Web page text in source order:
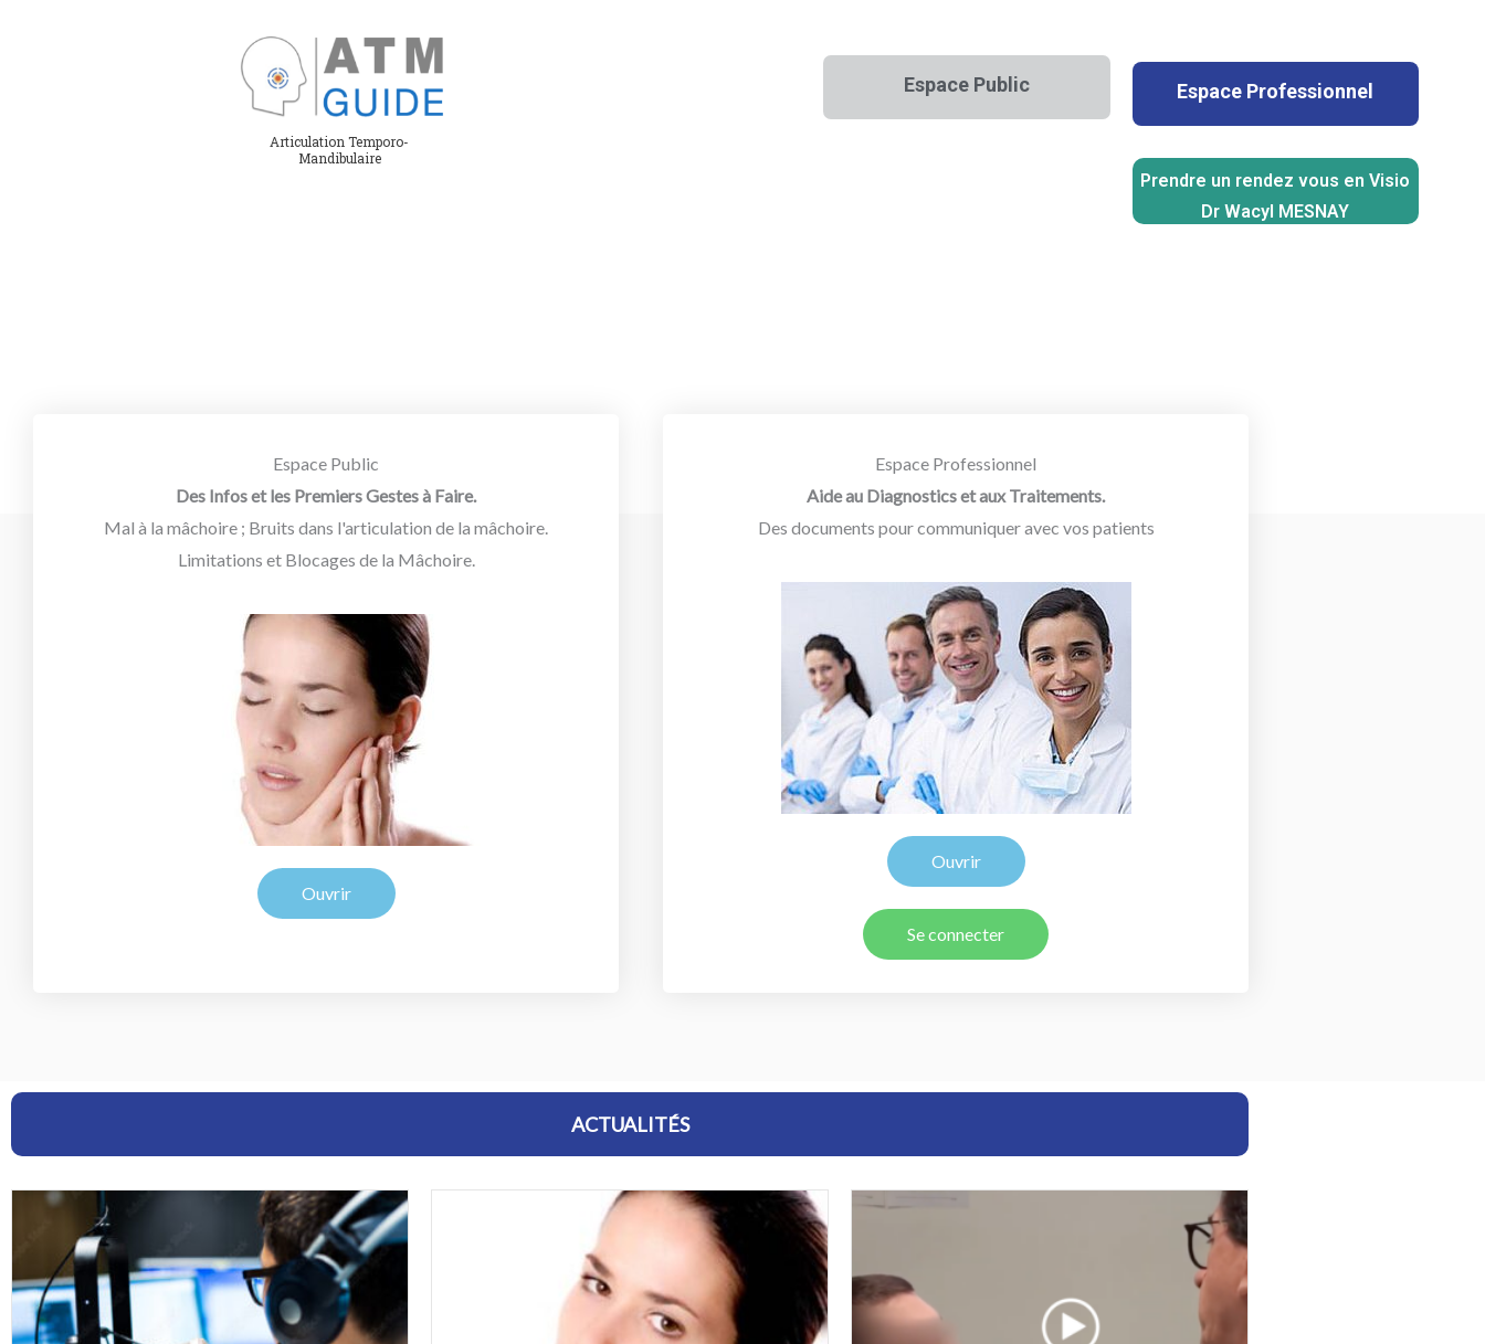
Articulation Temporo-
Mandibulaire
Espace Public Espace Professionnel
Prendre un rendez vous en Visio
Dr Wacyl MESNAY
Espace Public
Des Infos et les Premiers Gestes à Faire.
Mal à la mâchoire ; Bruits dans l'articulation de la mâchoire.
Limitations et Blocages de la Mâchoire.
Ouvrir
Espace Professionnel
Aide au Diagnostics et aux Traitements.
Des documents pour communiquer avec vos patients
Ouvrir
Se connecter
ACTUALITÉS